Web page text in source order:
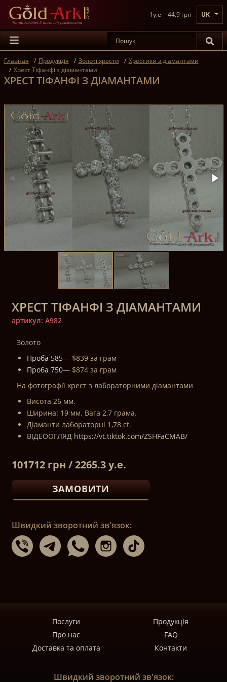
UK
1y.e = 44.9 грн
Главная Продукція Золоті хрести
Хрестики з діамантами
Хрест Тіфанфі з діамантами
ХРЕСТ ТІФАНФІ З ДІАМАНТАМИ
ХРЕСТ ТІФАНФІ З ДІАМАНТАМИ
артикул: A982
Золото
Проба 585— $839 за грам
Проба 750— $874 за грам
На фотографії хрест з лабораторними діамантами
Висота 26 мм.
Ширина: 19 мм. Вага 2,7 грама.
Діаманти лабораторні 1,78 ct.
ВІДЕООГЛЯД https://vt.tiktok.com/ZSHFaCMAB/
101712 грн / 2265.3 у.е.
ЗАМОВИТИ
Швидкий зворотний зв'язок:
Послуги
Продукція
Про нас
FAQ
Доставка та оплата
Контакти
Швидкий зворотний зв'язок: